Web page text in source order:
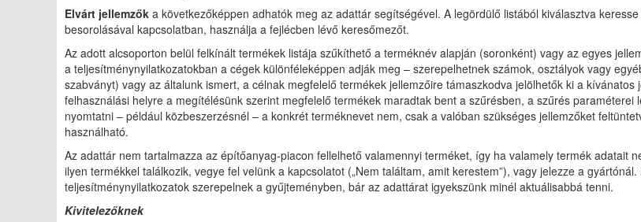
Elvárt jellemzők a következőképpen adhatók meg az adattár segítségével. A legördülő listából kiválasztva
besorolásával kapcsolatban, használja a fejlécben lévő keresőmezőt.
Az adott alcsoporton belül felkínált termékek listája szűkíthető a terméknév alapján (soronként) vagy az egyes
a teljesítménynyilatkozatokban a cégek különféleképpen adják meg – szerepelhetnek számok, osztályok vagy
szabványt) vagy az általunk ismert, a célnak megfelelő termékek jellemzőire támaszkodva jelölhetők ki a
felhasználási helyre a megítélésünk szerint megfelelő termékek maradtak bent a szűrésben, a szűrés
nyomtatni – például közbeszerzésnél – a konkrét terméknevet nem, csak a valóban szükséges jellemzőket
használható.
Az adattár nem tartalmazza az építőanyag-piacon fellelhető valamennyi terméket, így ha valamely termék adatait
ilyen termékkel találkozik, vegye fel velünk a kapcsolatot („Nem találtam, amit kerestem”), vagy jelezze a
teljesítménynyilatkozatok szerepelnek a gyűjteményben, bár az adattárat igyekszünk minél aktuálisabbá tenni.
Kivitelezőknek